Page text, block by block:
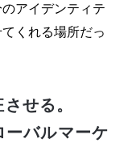
アイデンティテ
くれる場所だっ
せる。
バルマーケ